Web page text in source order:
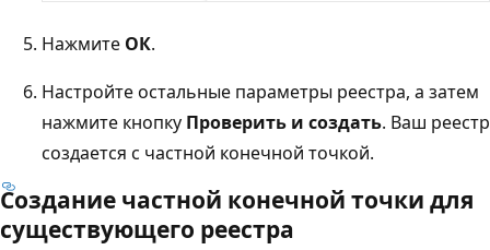
Нажмите ОК.
Настройте остальные параметры реестра, а затем
нажмите кнопку Проверить и создать. Ваш реестр
создается с частной конечной точкой.
Создание частной конечной точки для
существующего реестра